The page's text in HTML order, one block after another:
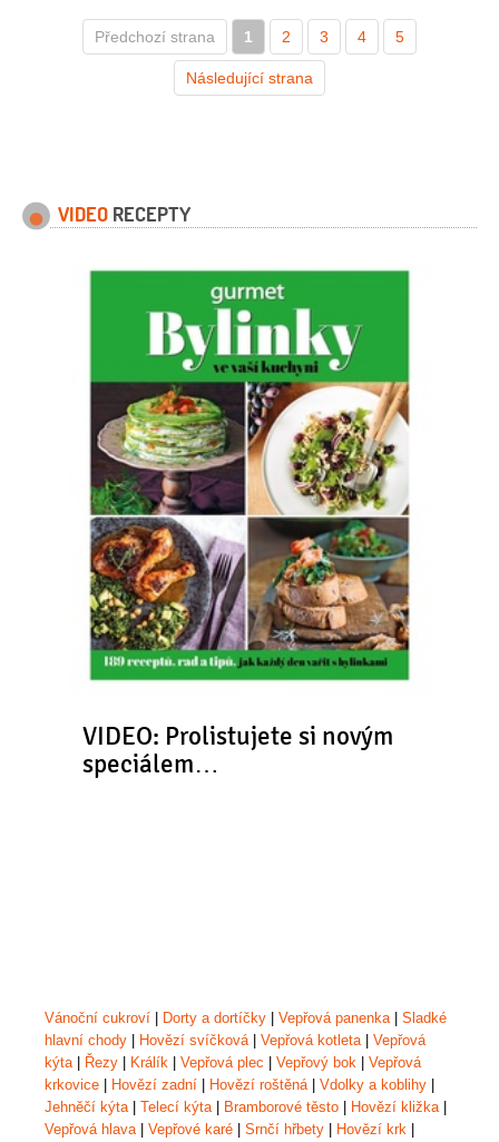
Předchozí strana 1 2 3 4 5
Následující strana
VIDEO RECEPTY
VIDEO: Prolistujete si novým
speciálem…
Vánoční cukroví Dorty a dortíčky Vepřová panenka| Sladké
hlavní chody
Hovězí svíčková| Vepřová kotleta| Vepřová
kýta| Řezy Králík Vepřová plec Vepřový bok
Vepřová
krkovice
Hovězí zadní Hovězí roštěná| Vdolky a koblihy
Jehněčí kýta| Telecí kýta| Bramborové těsto Hovězí kližka|
Vepřová hlava| Vepřové karé Srnčí hřbety Hovězí krk